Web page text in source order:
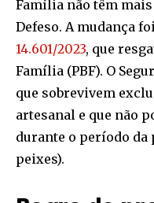
Família não têm
Defeso. A mudança
14.601/2023, que
Família (PBF). O
que sobrevivem
artesanal e que não
durante o período da
peixes).